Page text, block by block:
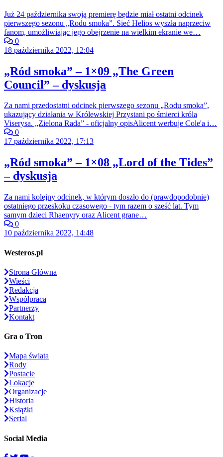
Już 24 października swoją premierę będzie miał ostatni odcinek
pierwszego sezonu „Rodu smoka”. Sieć Helios wyszła naprzeciw
fanom, umożliwiając jego obejrzenie na wielkim ekranie we…
0
18 października 2022, 12:04
„Ród smoka” – 1×09 „The Green
Council” – dyskusja
Za nami przedostatni odcinek pierwszego sezonu „Rodu smoka”,
ukazujący działania w Królewskiej Przystani po śmierci króla
Viserysa. „Zielona Rada” - oficjalny opisAlicent werbuje Cole'a i…
0
17 października 2022, 17:13
„Ród smoka” – 1×08 „Lord of the Tides”
– dyskusja
Za nami kolejny odcinek, w którym doszło do (prawdopodobnie)
ostatniego przeskoku czasowego - tym razem o sześć lat. Tym
samym dzieci Rhaenyry oraz Alicent grane…
0
10 października 2022, 14:48
Westeros.pl
Strona Główna
Wieści
Redakcja
Współpraca
Partnerzy
Kontakt
Gra o Tron
Mapa świata
Rody
Postacie
Lokacje
Organizacje
Historia
Książki
Serial
Social Media